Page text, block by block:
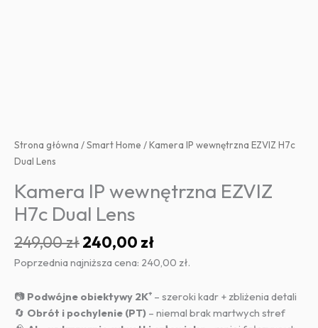
Strona główna /Smart Home / Kamera IP wewnętrzna EZVIZ H7c
Dual Lens
Kamera IP wewnętrzna EZVIZ
H7c Dual Lens
249,00złPierwotna
cena
wynosiła:
249,00 zł.
240,00 złAktualna
cena
wynosi:
240,00 zł.
Poprzednia najniższa cena: 240,00 zł.
📷 Podwójne obiektywy 2K⁺ – szeroki kadr + zbliżenia detali
🔄 Obrót i pochylenie (PT) – niemal brak martwych stref